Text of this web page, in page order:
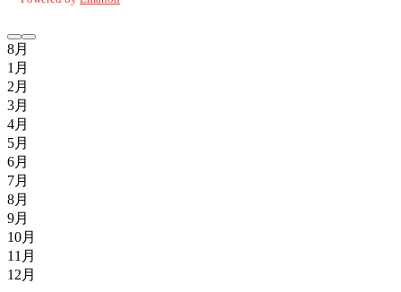
8月
1月
2月
3月
4月
5月
6月
7月
8月
9月
10月
11月
12月